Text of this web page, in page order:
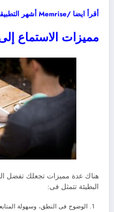
أقرأ ايضا /Memrise أشهر التطبيقات في تعلم اللغات المختلفة
مميزات الاستماع إلى
هناك عدة مميزات تجعلك تفضل
البطيئة تتمثل فى:
الوضوح فى النطق، وسهولة